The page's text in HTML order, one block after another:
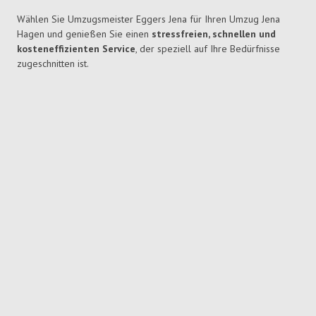
Wählen Sie Umzugsmeister Eggers Jena für Ihren Umzug Jena
Hagen und genießen Sie einen stressfreien, schnellen und
kosteneffizienten Service, der speziell auf Ihre Bedürfnisse
zugeschnitten ist.